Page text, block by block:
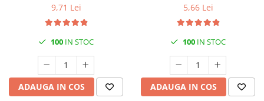
9,71 Lei
100 IN STOC
ADAUGA IN COS
5,66 Lei
100 IN STOC
ADAUGA IN COS